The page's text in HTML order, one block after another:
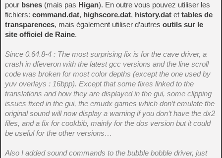
pour bsnes (mais pas Higan). En outre vous pouvez utiliser les
fichiers: command.dat, highscore.dat, history.dat et tables de
transparences, mais également utiliser d’autres outils sur le
site officiel de Raine.
Since 0.64.8-4 : The most surprising fix is for the cave driver, a
crash in dfeveron with the latest gcc versions and the line scroll
code was broken for most color depths (except the one used by
yuv overlays : 16bpp). Except that some fixes linked to the
translations and how they are displayed in the gui, some clipping
issues fixed in the gui, the emudx games which don’t emulate the
original sound will now display a warning if you don’t have the dx2
files, and a fix for cookbib, mainly for the dos version but it could
be useful for the other versions…
Also I added sound commands to the bubble bobble driver, just